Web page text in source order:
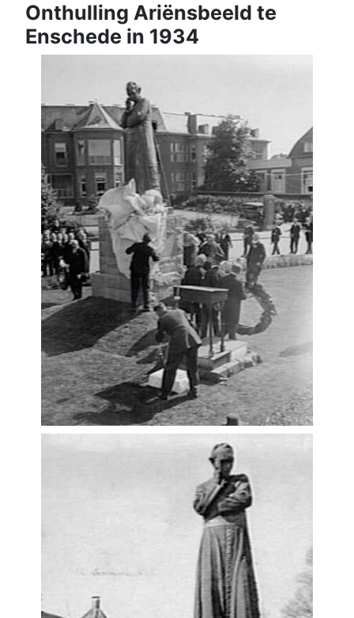
Onthulling Ariënsbeeld te
Enschede in 1934